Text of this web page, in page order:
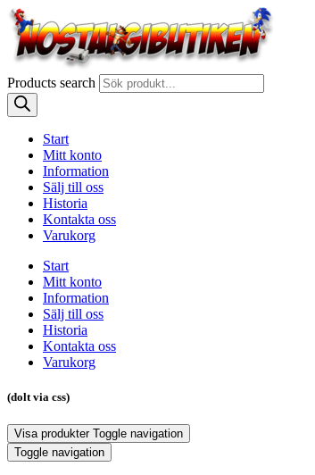
Products search
Start
Mitt konto
Information
Sälj till oss
Historia
Kontakta oss
Varukorg
Start
Mitt konto
Information
Sälj till oss
Historia
Kontakta oss
Varukorg
(dolt via css)
Visa produkter Toggle navigation
Toggle navigation